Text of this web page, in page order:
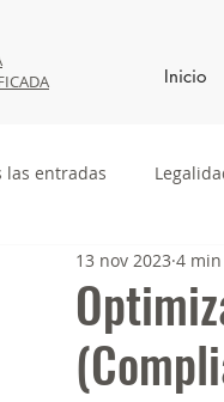
Inicio
las entradas
13 nov 2023 4